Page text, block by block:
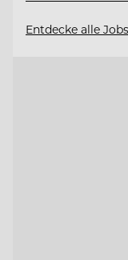
Entdecke alle Jobs